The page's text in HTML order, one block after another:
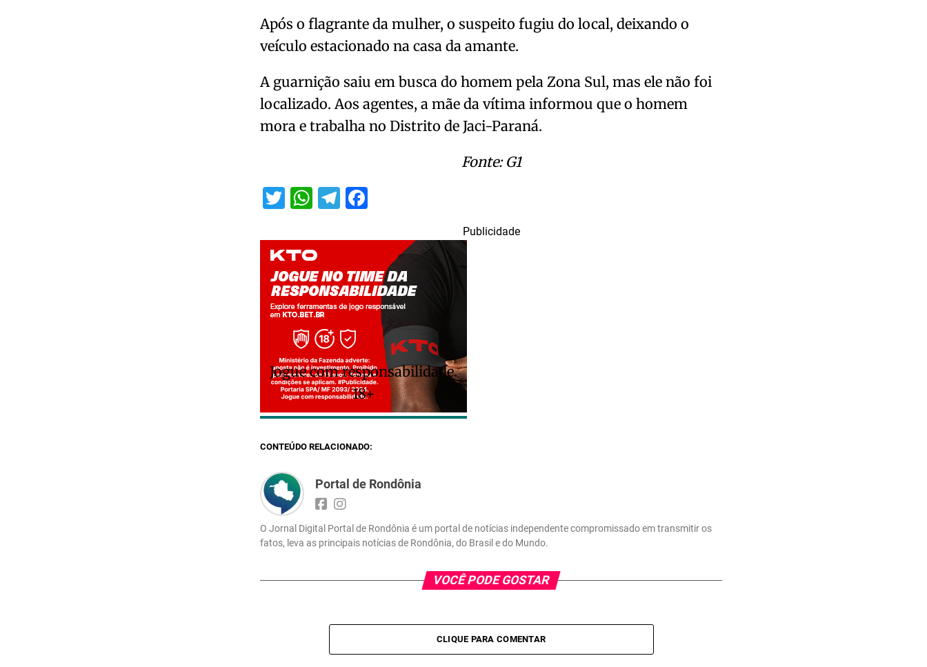
Após o flagrante da mulher, o suspeito fugiu do local, deixando o
veículo estacionado na casa da amante.
A guarnição saiu em busca do homem pela Zona Sul, mas ele não foi
localizado. Aos agentes, a mãe da vítima informou que o homem
mora e trabalha no Distrito de Jaci-Paraná.
Fonte: G1
Twitter
WhatsApp
Telegram
Publicidade
Jogue com responsabilidade.
18+
CONTEÚDO RELACIONADO:
Portal de Rondônia
O Jornal Digital Portal de Rondônia é um portal de notícias independente compromissado em transmitir os
fatos, leva as principais notícias de Rondônia, do Brasil e do Mundo.
VOCÊ PODE GOSTAR
CLIQUE PARA COMENTAR